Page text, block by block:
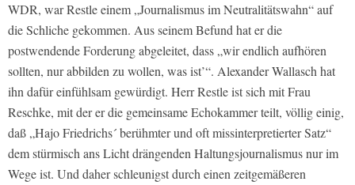
WDR, war Restle einem „Journalismus im Neutralitätswahn“ auf
die Schliche gekommen. Aus seinem Befund hat er die
postwendende Forderung abgeleitet, dass „wir endlich aufhören
sollten, nur abbilden zu wollen, was ist’“. Alexander Wallasch hat
ihn dafür einfühlsam gewürdigt. Herr Restle ist sich mit Frau
Reschke, mit der er die gemeinsame Echokammer teilt, völlig einig,
daß „Hajo Friedrichs´ berühmter und oft missinterpretierter Satz“
dem stürmisch ans Licht drängenden Haltungsjournalismus nur im
Wege ist. Und daher schleunigst durch einen zeitgemäßeren